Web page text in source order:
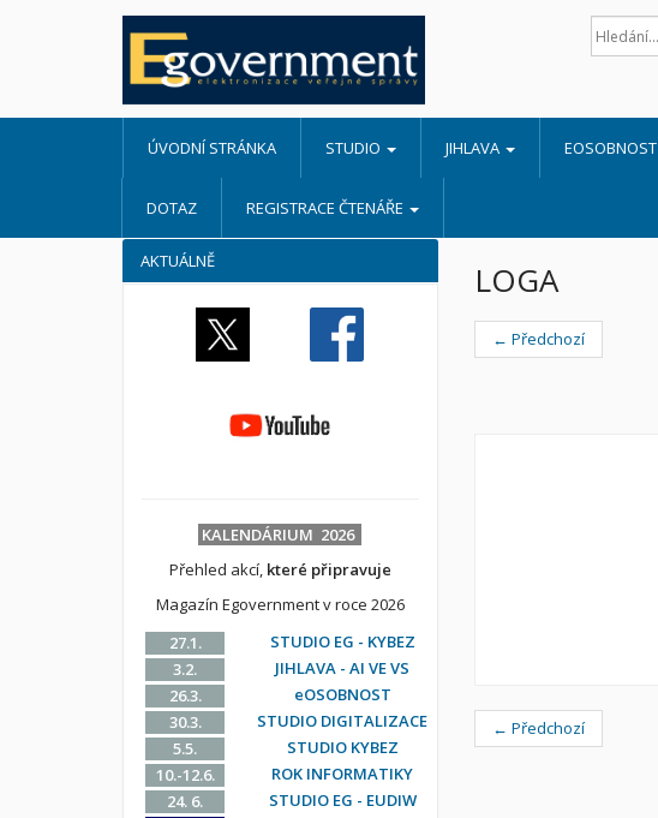
ÚVODNÍ STRÁNKA STUDIO JIHLAVA EOSOBNOST
DOTAZ REGISTRACE ČTENÁŘE
LOGA
← Předchozí
← Předchozí
AKTUÁLNĚ
KALENDÁRIUM 2026
Přehled akcí, které připravuje
Magazín Egovernment v roce 2026
27.1.
STUDIO EG - KYBEZ
3.2.
JIHLAVA - AI VE VS
26.3.
eOSOBNOST
30.3.
STUDIO DIGITALIZACE
5.5.
STUDIO KYBEZ
10.-12.6.
ROK INFORMATIKY
24. 6.
STUDIO EG - EUDIW